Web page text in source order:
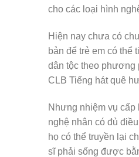
cho các loại hình
Hiện nay chưa có
bản để trẻ em có thể
dân tộc theo phương
CLB Tiếng hát quê
Nhưng nhiệm vụ
nghệ nhân có đủ
họ có thể truyền lại
sĩ phải sống được